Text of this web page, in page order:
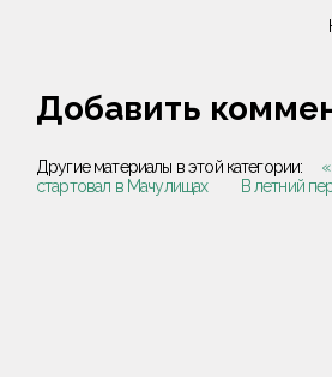
Добавить
Другие материалы в этой категории:
стартовал в Мачулищах
В летний